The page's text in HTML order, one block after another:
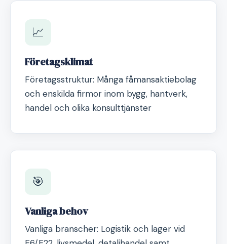
📈
Företagsklimat
Företagsstruktur: Många fåmansaktiebolag
och enskilda firmor inom bygg, hantverk,
handel och olika konsulttjänster
🎯
Vanliga behov
Vanliga branscher: Logistik och lager vid